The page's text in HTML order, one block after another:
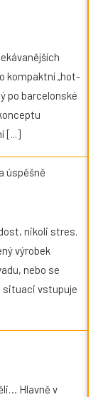
kompaktní „hot-
po barcelonské
[...]
úspěšně
nikoli stres.
výrobek
nebo se
situaci vstupuje
Hlavně v